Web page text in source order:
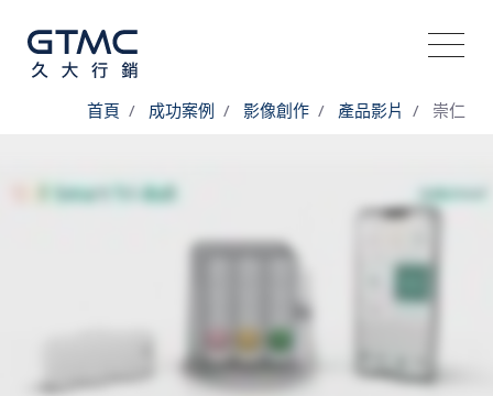
首頁 成功案例 影像創作 產品影片 崇仁